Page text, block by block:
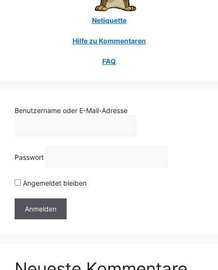
Netiquette
Hilfe zu Kommentaren
FAQ
Benutzername oder E-Mail-Adresse
Passwort
Angemeldet bleiben